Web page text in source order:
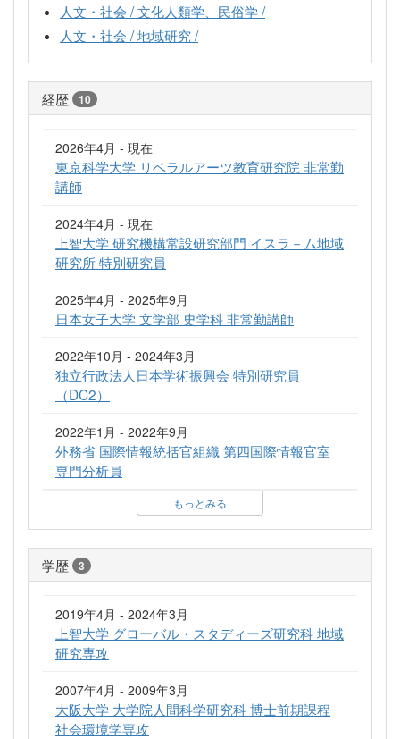
人文・社会 / 文化人類学、民俗学 /
人文・社会 / 地域研究 /
経歴 10
2026年4月 - 現在
東京科学大学 リベラルアーツ教育研究院 非常勤
講師
2024年4月 - 現在
上智大学 研究機構常設研究部門 イスラ－ム地域
研究所 特別研究員
2025年4月 - 2025年9月
日本女子大学 文学部 史学科 非常勤講師
2022年10月 - 2024年3月
独立行政法人日本学術振興会 特別研究員
（DC2）
2022年1月 - 2022年9月
外務省 国際情報統括官組織 第四国際情報官室
専門分析員
もっとみる
学歴 3
2019年4月 - 2024年3月
上智大学 グローバル・スタディーズ研究科 地域
研究専攻
2007年4月 - 2009年3月
大阪大学 大学院人間科学研究科 博士前期課程
社会環境学専攻